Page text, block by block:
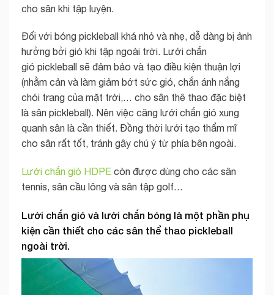
cho sân khi tập luyện.
Đối với bóng pickleball khá nhỏ và nhẹ, dễ dàng bị ảnh
hưởng bởi gió khi tập ngoài trời. Lưới chắn
gió pickleball sẽ đảm bảo và tạo điều kiện thuận lợi
(nhằm cản và làm giảm bớt sức gió, chắn ánh nắng
chói trang của mặt trời,… cho sân thê thao đặc biệt
là sân pickleball). Nên việc căng lưới chắn gió xung
quanh sân là cần thiết. Đồng thời lưới tạo thẩm mĩ
cho sân rất tốt, tránh gây chú ý từ phía bên ngoài.
Lưới chắn gió HDPE còn được dùng cho các sân
tennis, sân cầu lông và sân tập golf…
Lưới chắn gió và lưới chắn bóng là một phần phụ
kiện cần thiết cho các sân thể thao pickleball
ngoài trời.